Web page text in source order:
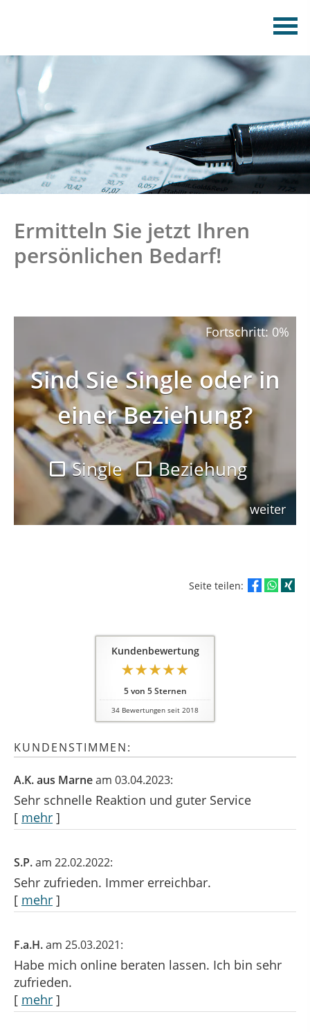
Ermitteln Sie jetzt Ihren
persönlichen Bedarf!
Fortschritt: 0%
Sind Sie Single oder in
einer Beziehung?
Single Beziehung
weiter
Seite teilen:
Kundenbewertung
5von 5Sternen
34 Bewertungen seit 2018
KUNDENSTIMMEN:
A.K. aus Marneam 03.04.2023:
Sehr schnelle Reaktion und guter Service
[ mehr ]
S.P.am 22.02.2022:
Sehr zufrieden. Immer erreichbar.
[ mehr ]
F.a.H.am 25.03.2021:
Habe mich online beraten lassen. Ich bin sehr
zufrieden.
[ mehr ]